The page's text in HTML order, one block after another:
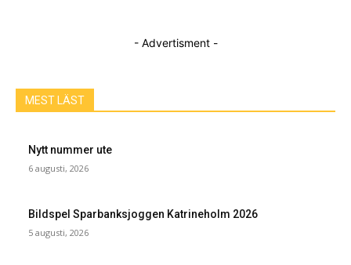
- Advertisment -
MEST LÄST
Nytt nummer ute
6 augusti, 2026
Bildspel Sparbanksjoggen Katrineholm 2026
5 augusti, 2026